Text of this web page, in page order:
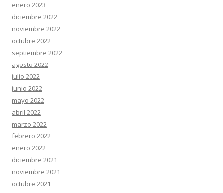
enero 2023
diciembre 2022
noviembre 2022
octubre 2022
septiembre 2022
agosto 2022
julio 2022
junio 2022
mayo 2022
abril 2022
marzo 2022
febrero 2022
enero 2022
diciembre 2021
noviembre 2021
octubre 2021